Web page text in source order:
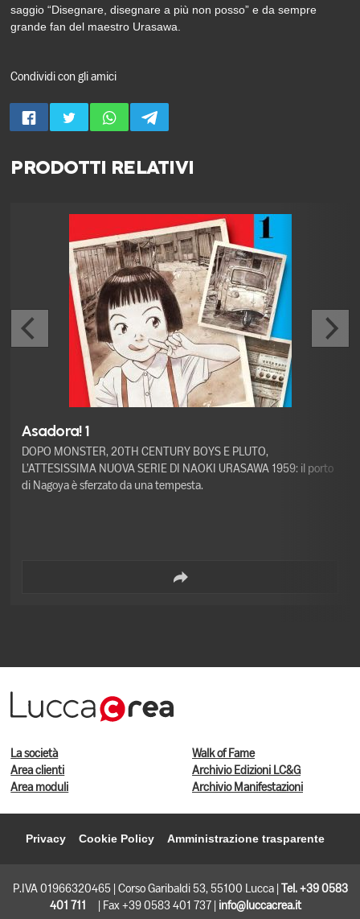
saggio “Disegnare, disegnare a più non posso” e da sempre
grande fan del maestro Urasawa.
Condividi con gli amici
PRODOTTI RELATIVI
Asadora! 1
DOPO MONSTER, 20TH CENTURY BOYS E PLUTO,
L’ATTESISSIMA NUOVA SERIE DI NAOKI URASAWA 1959: il porto
di Nagoya è sferzato da una tempesta.
La società
Area clienti
Area moduli
Walk of Fame
Archivio Edizioni LC&G
Archivio Manifestazioni
Privacy Cookie Policy Amministrazione trasparente
P.IVA 01966320465 | Corso Garibaldi 53, 55100 Lucca | Tel. +39 0583
401 711
| Fax +39 0583 401 737 | info@luccacrea.it